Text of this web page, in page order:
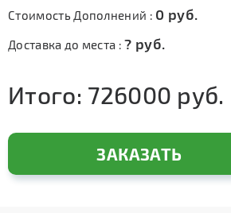
Стоимость Дополнений : 0 руб.
Доставка до места :? руб.
Итого: 726000 руб.
ЗАКАЗАТЬ